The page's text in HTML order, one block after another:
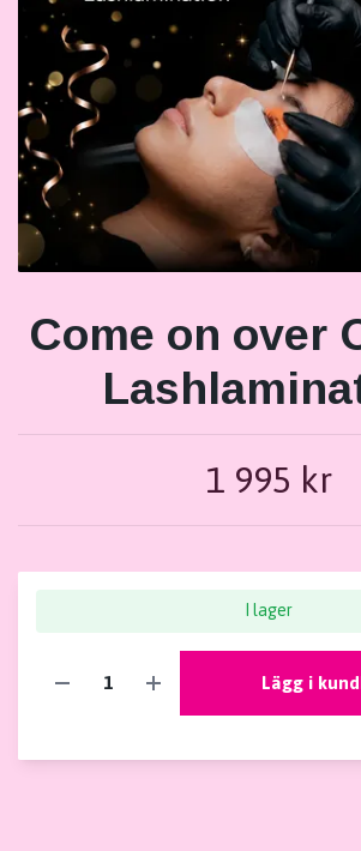
Come on over
1 995 kr
I lager
Lägg i